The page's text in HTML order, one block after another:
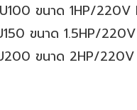
ขนาด 1HP/
ขนาด 1.5HP/
ขนาด 2HP/